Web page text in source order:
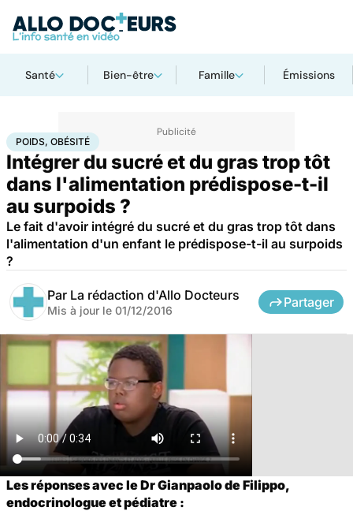
Santé Bien-être Famille Émissions
Accueil FamilleEnfant Poids, obésité
POIDS, OBÉSITÉ
Intégrer du sucré et du gras trop tôt
dans l'alimentation prédispose-t-il
au surpoids ?
Le fait d'avoir intégré du sucré et du gras trop tôt dans
l'alimentation d'un enfant le prédispose-t-il au surpoids
?
Par La rédaction d'Allo Docteurs
Mis à jour le 01/12/2016
Partager
Les réponses avec le Dr Gianpaolo de Filippo,
endocrinologue et pédiatre :